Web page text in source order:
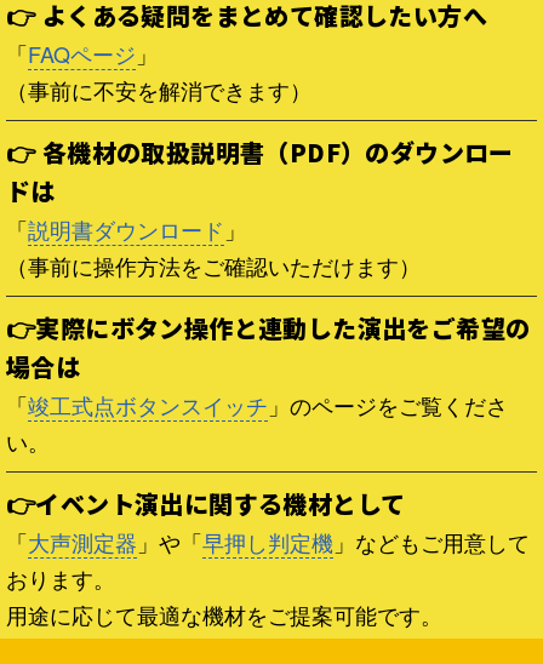
👉 よくある疑問をまとめて確認したい方へ
「FAQページ 」
（事前に不安を解消できます）
👉 各機材の取扱説明書（PDF）のダウンロー
ドは
「説明書ダウンロード 」
（事前に操作方法をご確認いただけます）
👉実際にボタン操作と連動した演出をご希望の
場合は
「竣工式点ボタンスイッチ 」のページをご覧くださ
い。
👉イベント演出に関する機材として
「大声測定器 」や「早押し判定機 」などもご用意して
おります。
用途に応じて最適な機材をご提案可能です。